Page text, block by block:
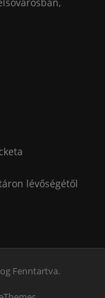
lévőségétől
Fenntartva.